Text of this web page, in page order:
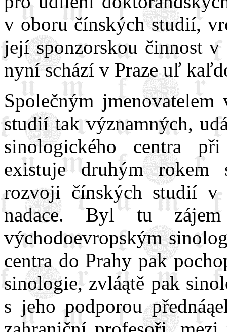
v oboru čínských studií,
její sponzorskou činnost v
nyní schází v Praze uľ
Společným
studií tak významných,
sinologického centra
existuje druhým rokem
rozvoji čínských studií v
nadace. Byl tu zájem
východoevropským
centra do Prahy pak
sinologie, zvláątě pak
s jeho podporou